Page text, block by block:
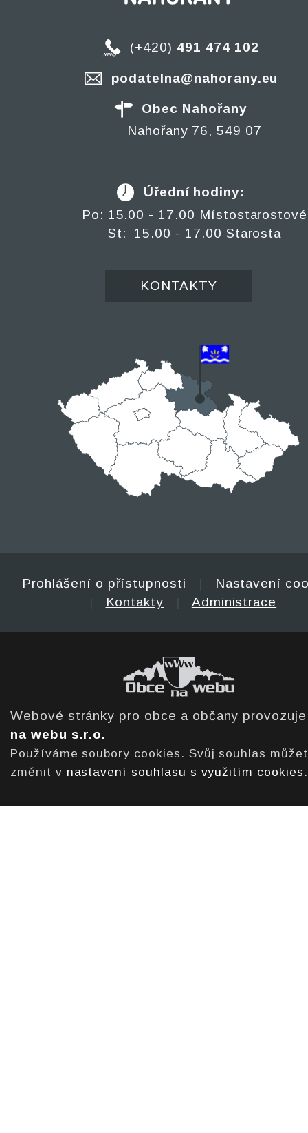
(+420) 491 474 102
podatelna@nahorany.eu
Obec Nahořany
Nahořany 76, 549 07
Úřední hodiny:
Po: 15.00 - 17.00 Místostarostové
St: 15.00 - 17.00 Starosta
KONTAKTY
Prohlášení o přístupnosti
Nastavení
Kontakty Administrace
Webové stránky pro obce a občany
na webu s.r.o.
Používáme soubory cookies. Svůj souhlas
změnit v nastavení souhlasu s využitím cookies .